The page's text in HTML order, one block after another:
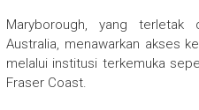
Maryborough, yang terletak
Australia, menawarkan akses
melalui institusi terkemuka
Fraser Coast.